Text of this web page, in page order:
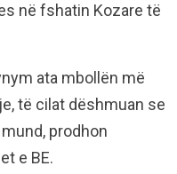
në fshatin Kozare të
ata mbollën më
të cilat dëshmuan se
prodhon
e BE.